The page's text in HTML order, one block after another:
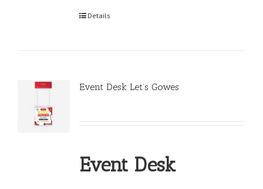
Details
Event Desk Let’s Gowes
Event Desk